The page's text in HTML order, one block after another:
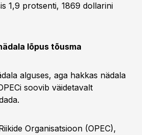
1,9 protsenti, 1869 dollarini
lõpus tõusma
alguses, aga hakkas nädala
soovib väidetavalt
Organisatsioon (OPEC),